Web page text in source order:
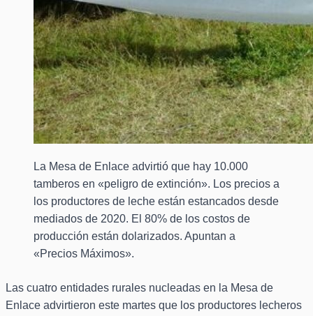
La Mesa de Enlace advirtió que hay 10.000
tamberos en «peligro de extinción». Los precios a
los productores de leche están estancados desde
mediados de 2020. El 80% de los costos de
producción están dolarizados. Apuntan a
«Precios Máximos».
Las cuatro entidades rurales nucleadas en la Mesa de
Enlace advirtieron este martes que los productores lecheros